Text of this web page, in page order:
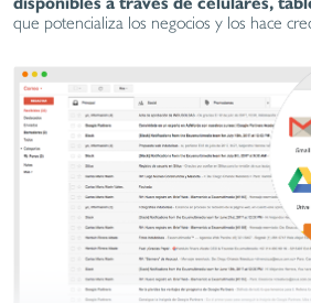
que potencializa los negocios y los hace